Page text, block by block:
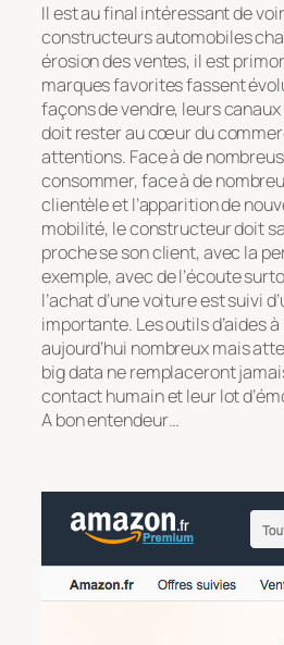
Il est au final intéressant de
constructeurs automobiles
érosion des ventes, il est
marques favorites fassent
façons de vendre, leurs
doit rester au cœur du
attentions. Face à de
consommer, face à de
clientèle et l’apparition de
mobilité, le constructeur doit
proche se son client, avec la
exemple, avec de l’écoute
l’achat d’une voiture est suivi
importante. Les outils d’aides
aujourd’hui nombreux mais
big data ne remplaceront
contact humain et leur lot
A bon entendeur…